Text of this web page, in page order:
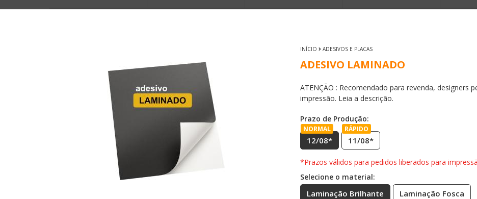
INÍCIO ADESIVOS E PLACAS
ADESIVO LAMINADO
ATENÇÃO : Recomendado para revenda, designers
impressão. Leia a descrição.
Prazo de Produção:
12/08*
NORMAL
11/08*
RÁPIDO
*Prazos válidos para pedidos liberados para
Selecione o material:
Laminação Brilhante Laminação Fosca